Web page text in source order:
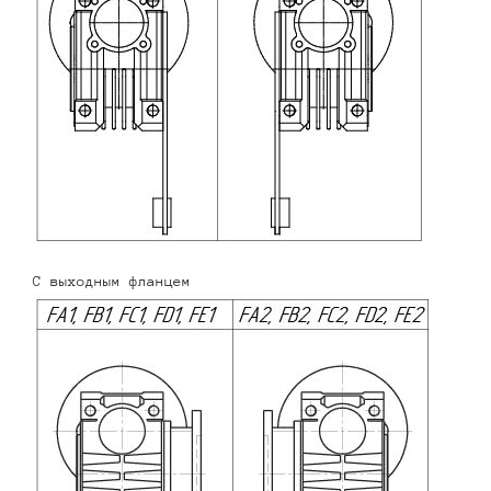
С выходным фланцем